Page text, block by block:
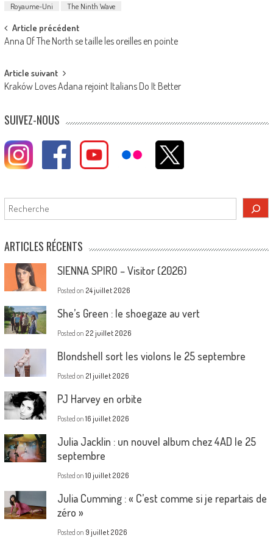
Royaume-Uni
The Ninth Wave
Post
navigation
Article précédent
Anna Of The North se taille les oreilles en pointe
Article suivant
Kraków Loves Adana rejoint Italians Do It Better
SUIVEZ-NOUS
Rechercher
ARTICLES RÉCENTS
SIENNA SPIRO – Visitor (2026)
Posted on 24 juillet 2026
She’s Green : le shoegaze au vert
Posted on 22 juillet 2026
Blondshell sort les violons le 25 septembre
Posted on 21 juillet 2026
PJ Harvey en orbite
Posted on 16 juillet 2026
Julia Jacklin : un nouvel album chez 4AD le 25
septembre
Posted on 10 juillet 2026
Julia Cumming : « C’est comme si je repartais de
zéro »
Posted on 9 juillet 2026